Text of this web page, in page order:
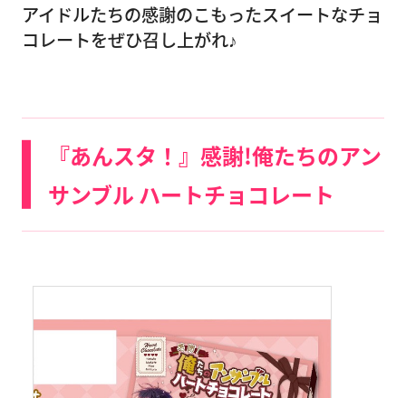
アイドルたちの感謝のこもったスイートなチョ
コレートをぜひ召し上がれ♪
『あんスタ！』感謝!俺たちのアン
サンブル ハートチョコレート